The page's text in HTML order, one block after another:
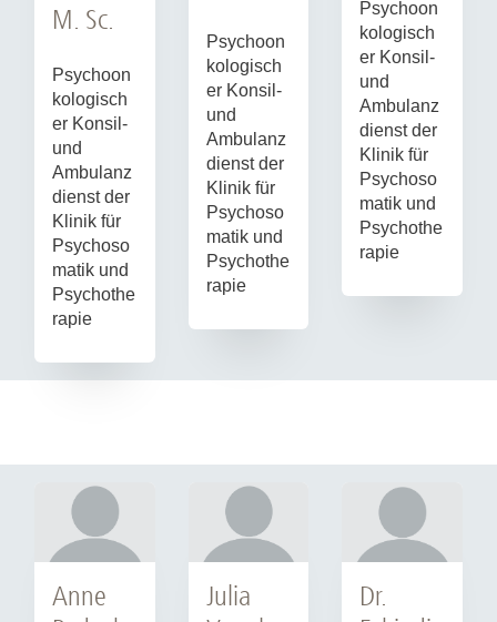
M. Sc.
Psychoon
kologisch
er Konsil-
und
Ambulanz
dienst der
Klinik für
Psychoso
matik und
Psychothe
rapie
Psychoon
kologisch
er Konsil-
und
Ambulanz
dienst der
Klinik für
Psychoso
matik und
Psychothe
rapie
Psychoon
kologisch
er Konsil-
und
Ambulanz
dienst der
Klinik für
Psychoso
matik und
Psychothe
rapie
Anne
Julia
Dr.